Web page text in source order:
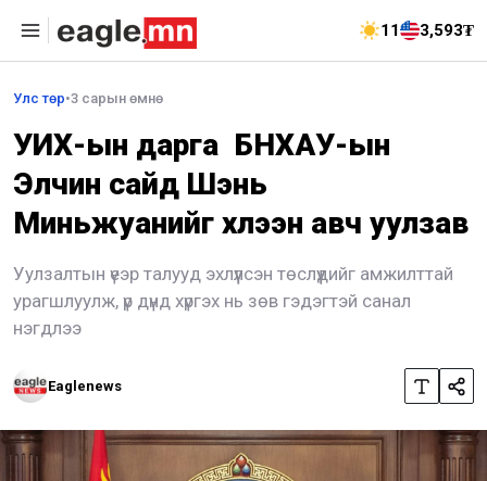
11 3,593₮
Улс төр•3 сарын өмнө
УИХ-ын дарга БНХАУ-ын
Элчин сайд Шэнь
Миньжуанийг хүлээн авч уулзав
Уулзалтын үеэр талууд эхлүүлсэн төслүүдийг амжилттай
урагшлуулж, үр дүнд хүргэх нь зөв гэдэгтэй санал
нэгдлээ
Eaglenews